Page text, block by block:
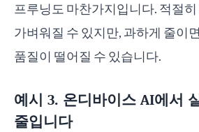
프루닝도 마찬가지입니다. 적절
가벼워질 수 있지만, 과하게 줄이
품질이 떨어질 수 있습니다.
예시 3. 온디바이스 AI에서
줄입니다